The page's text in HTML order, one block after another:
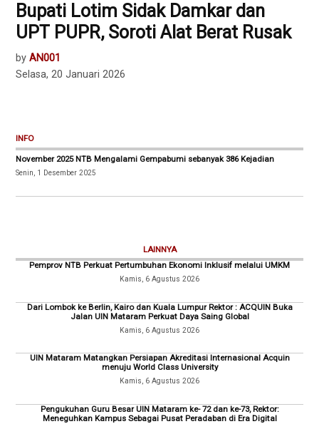
Bupati Lotim Sidak Damkar dan
UPT PUPR, Soroti Alat Berat Rusak
by AN001
Selasa, 20 Januari 2026
INFO
November 2025 NTB Mengalami Gempabumi sebanyak 386 Kejadian
Senin, 1 Desember 2025
LAINNYA
Pemprov NTB Perkuat Pertumbuhan Ekonomi Inklusif melalui UMKM
Kamis, 6 Agustus 2026
Dari Lombok ke Berlin, Kairo dan Kuala Lumpur Rektor : ACQUIN Buka
Jalan UIN Mataram Perkuat Daya Saing Global
Kamis, 6 Agustus 2026
UIN Mataram Matangkan Persiapan Akreditasi Internasional Acquin
menuju World Class University
Kamis, 6 Agustus 2026
Pengukuhan Guru Besar UIN Mataram ke- 72 dan ke-73, Rektor:
Meneguhkan Kampus Sebagai Pusat Peradaban di Era Digital